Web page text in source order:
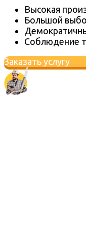
Высокая
Большой
Соблюдение
Заказать услугу